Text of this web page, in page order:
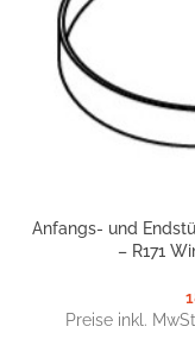
IN DEN WARENKORB
Anfangs- und
– R171
Preise inkl.